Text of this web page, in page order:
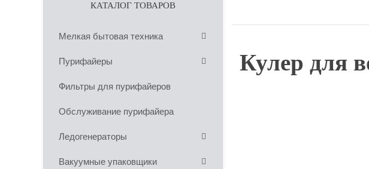
КАТАЛОГ ТОВАРОВ
Мелкая бытовая техника
Пурифайеры
Фильтры для пурифайеров
Обслуживание пурифайера
Ледогенераторы
Вакуумные упаковщики
Кулер для